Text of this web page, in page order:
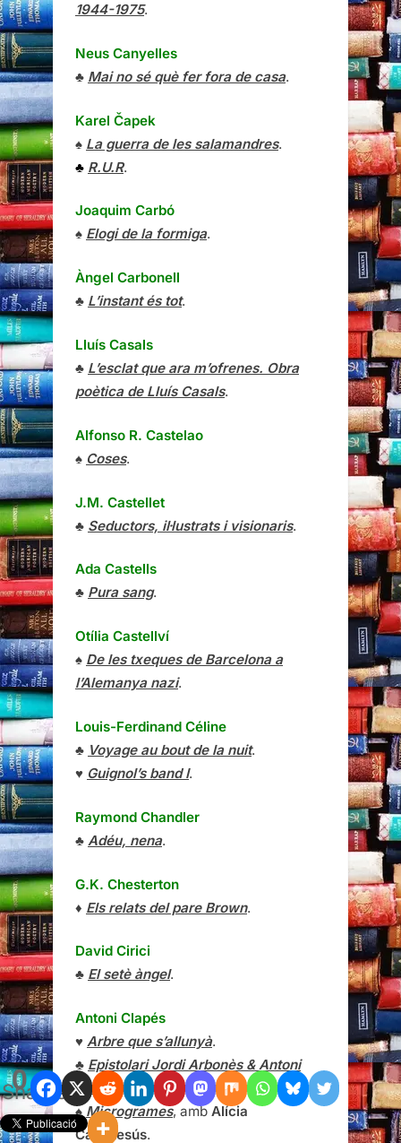
0
Shares
1944-1975.
Neus Canyelles
♣ Mai no sé què fer fora de casa.
Karel Čapek
♠ La guerra de les salamandres.
♣ R.U.R.
Joaquim Carbó
♠ Elogi de la formiga.
Àngel Carbonell
♣ L’instant és tot.
Lluís Casals
♣ L’esclat que ara m’ofrenes. Obra
poètica de Lluís Casals.
Alfonso R. Castelao
♠ Coses.
J.M. Castellet
♣ Seductors, il·lustrats i visionaris.
Ada Castells
♣ Pura sang.
Otília Castellví
♠ De les txeques de Barcelona a
l’Alemanya nazi.
Louis-Ferdinand Céline
♣ Voyage au bout de la nuit.
♥ Guignol’s band I.
Raymond Chandler
♣ Adéu, nena.
G.K. Chesterton
♦ Els relats del pare Brown.
David Cirici
♣ El setè àngel.
Antoni Clapés
♥ Arbre que s’allunyà.
♣ Epistolari Jordi Arbonès & Antoni
Clapés .
♠ Microgrames, amb Alícia
Casadesús.